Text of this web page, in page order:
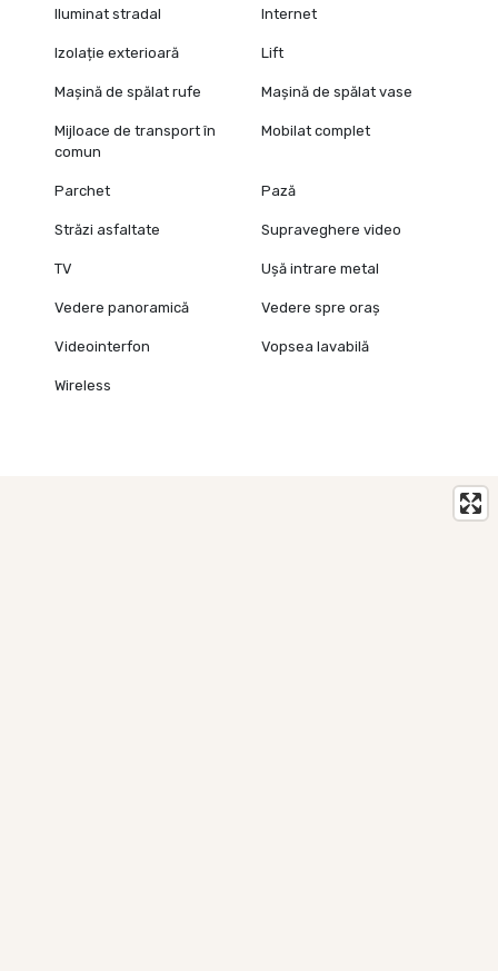
Iluminat stradal Internet
Izolație exterioară Lift
Mașină de spălat rufe Mașină de spălat vase
Mijloace de transport în
comun
Mobilat complet
Parchet Pază
Străzi asfaltate Supraveghere video
TV Ușă intrare metal
Vedere panoramică Vedere spre oraș
Videointerfon Vopsea lavabilă
Wireless